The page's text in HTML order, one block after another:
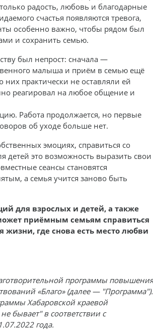
радость, любовь и благодарные
счастья появляются тревога,
особенно важно, чтобы рядом был
и сохранить семью.
был непрост: сначала —
малыша и приём в семью ещё
них практически не оставляли ей
реагировал на любое общение и
Работа продолжается, но первые
об уходе больше нет.
эмоциях, справиться со
детей это возможность выразить свои
сеансы становятся
а семья учится заново быть
для взрослых и детей, а также
приёмным семьям справиться
жизни, где снова есть место любви
программы повышения
«Благо» (далее — "Программа").
Хабаровской краевой
бывает" в соответствии с
года.